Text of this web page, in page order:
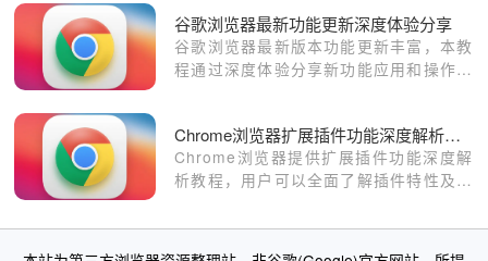
谷歌浏览器最新功能更新深度体验分享
谷歌浏览器最新版本功能更新丰富，本教
程通过深度体验分享新功能应用和操作技
Chrome浏览器扩展插件功能深度解析教程
Chrome浏览器提供扩展插件功能深度解
析教程，用户可以全面了解插件特性及使
够提升浏览器效率，优化功能使用体验，